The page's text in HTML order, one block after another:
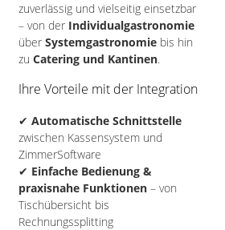
zuverlässig und vielseitig einsetzbar
– von der Individualgastronomie
über Systemgastronomie bis hin
zu Catering und Kantinen.
Ihre Vorteile mit der Integration
✔ Automatische Schnittstelle
zwischen Kassensystem und
ZimmerSoftware
✔ Einfache Bedienung &
praxisnahe Funktionen – von
Tischübersicht bis
Rechnungssplitting